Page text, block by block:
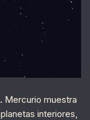
Mercurio muestra
interiores,